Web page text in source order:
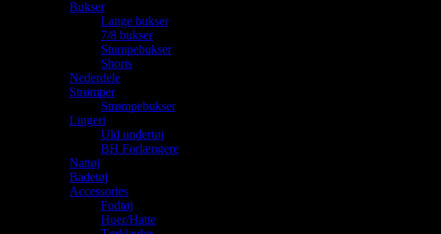
Bukser
Lange bukser
7/8 bukser
Stumpebukser
Shorts
Nederdele
Strømper
Strømpebukser
Lingeri
Uld undertøj
BH Forlængere
Nattøj
Badetøj
Accessories
Fodtøj
Huer/Hatte